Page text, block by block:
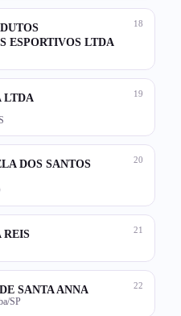
18
ESPORTIVOS LTDA
19
LTDA
20
DOS SANTOS
21
REIS
22
SANTA ANNA
SP